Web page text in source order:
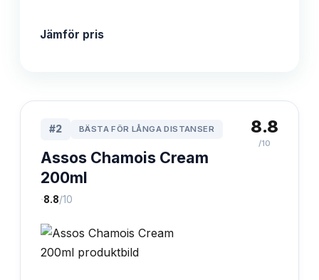
Jämför pris
#2 BÄSTA FÖR LÅNGA DISTANSER
Assos Chamois Cream
200ml
·8.8/10
8.8
/10